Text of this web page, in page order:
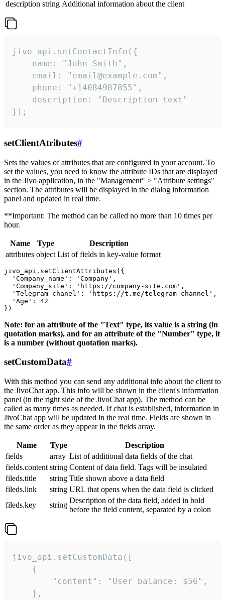
description string Additional information about the client
jivo_api.setContactInfo({
    name: "John Smith",
    email: "email@example.com",
    phone: "+14084987855",
    description: "Description text"
});
setClientAtributes#
Sets the values ​​of attributes that are configured in your account. To
set the values, you need to know the attribute IDs that are displayed
in the Jivo application, in the "Management" > "Attribute settings"
section. The attributes will be displayed in the dialog information
panel and updated in real time.
**Important: The method can be called no more than 10 times per
hour.
Name Type
Description
attributes object List of fields in key-value format
jivo_api.setClientAttributes({
  'Company_name': 'Company',
  'Company_site': 'https://company-site.com',
  'Telegram_chanel': 'https://t.me/telegram-channel',
  'Age': 42
Note: for an attribute of the "Text" type, its value is a string (in
quotation marks), and for an attribute of the "Number" type, it
is a number (without quotation marks).
setCustomData#
With this method you can send any additional info about the client to
the JivoChat app. This info will be shown in the client's information
panel (in the right side of the JivoChat app). The method can be
called as many times as needed. If chat is established, information in
JivoChat app will be updated in the real time. Fields are shown in
the same order as they appear in the fields array.
Name Type
Description
fields
array List of additional data fields of the chat
fields.content string Content of data field. Tags will be insulated
fileds.title
string Title shown above a data field
fileds.link
string URL that opens when the data field is clicked
fileds.key
string
Description of the data field, added in bold
before the field content, separated by a colon
jivo_api.setCustomData([
    {
        "content": "User balance: $56",
    },